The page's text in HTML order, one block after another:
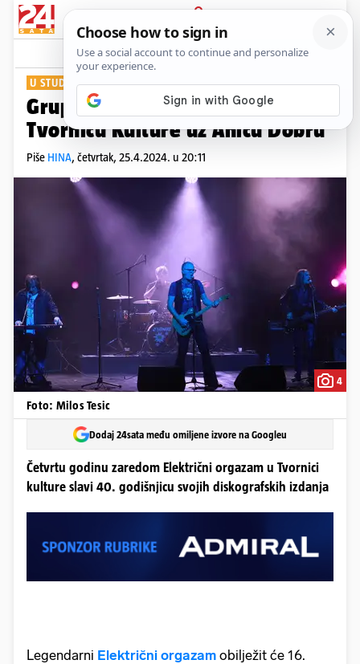
PRIJAVA
Show Komentari
U STUDENOM
Grupa Električni orgazam stiže u
Tvornicu Kulture uz Anicu Dobru
Piše HINA, četvrtak, 25.4.2024. u 20:11
4
Foto: Milos Tesic
Dodaj 24sata među omiljene izvore na Googleu
Četvrtu godinu zaredom Električni orgazam u Tvornici
kulture slavi 40. godišnjicu svojih diskografskih izdanja
Legendarni Električni orgazam obilježit će 16.